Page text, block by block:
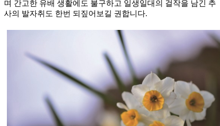
며 간고한 유배 생활에도 불구하고 일생일대의 걸작을 남긴 추
사의 발자취도 한번 되짚어보길 권합니다.